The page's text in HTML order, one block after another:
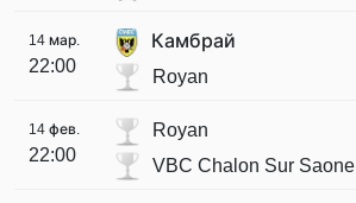
14 мар.
22:00
Камбрай
Royan
14 фев.
22:00
Royan
VBC Chalon Sur Saone